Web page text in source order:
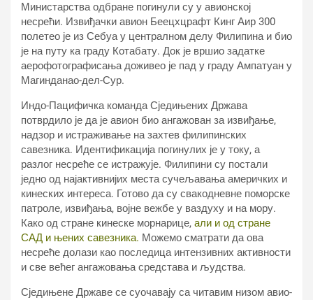
Министарства одбране погинули су у авионској
несрећи. Извиђачки авион Беецхцрафт Кинг Аир 300
полетео је из Себуа у централном делу Филипина и био
је на путу ка граду Котабату. Док је вршио задатке
аерофотографисања доживео је пад у граду Ампатуан у
Магинданао-дел-Сур.
Индо-Пацифичка команда Сједињених Држава
потврдило је да је авион био ангажован за извиђање,
надзор и истраживање на захтев филипинских
савезника. Идентификација погинулих је у току, а
разлог несреће се истражује. Филипини су постали
једно од најактивнијих места сучељавања америчких и
кинеских интереса. Готово да су свакодневне поморске
патроле, извиђања, војне вежбе у ваздуху и на мору.
Како од стране кинеске морнарице, али и од стране
САД и њених савезника. Можемо сматрати да ова
несреће долази као последица интензивних активности
и све већег ангажовања средстава и људства.
Сједињене Државе се суочавају са читавим низом авио-